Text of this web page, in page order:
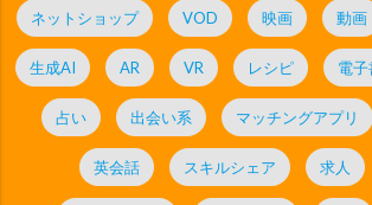
ネットショップ VOD 映画 動画
生成AI AR VR レシピ 電
占い 出会い系 マッチングアプリ
英会話 スキルシェア 求人